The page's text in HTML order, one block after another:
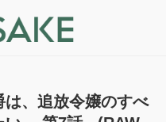
、追放令嬢のすべ